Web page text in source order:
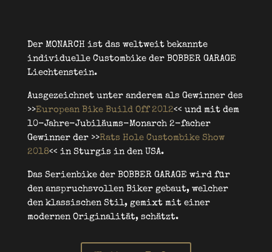
Der MONARCH ist das weltweit bekannte
individuelle Custombike der BOBBER GARAGE
Liechtenstein.
Ausgezeichnet unter anderem als Gewinner des
>>European Bike Build Off 2012<< und mit dem
10-Jahre-Jubiläums-Monarch 2-facher
Gewinner der >>Rats Hole Custombike Show
2018<< in Sturgis in den USA.
Das Serienbike der BOBBER GARAGE wird für
den anspruchsvollen Biker gebaut, welcher
den klassischen Stil, gemixt mit einer
modernen Originalität, schätzt.